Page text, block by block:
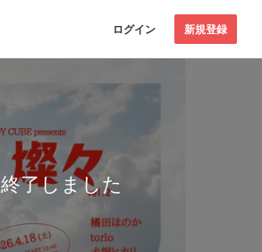
ログイン 新規登録
終了しました